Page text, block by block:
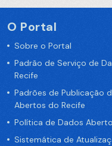
O Portal
Sobre o Portal
Padrão de Serviço de
Recife
Padrões de Publicação
Abertos do Recife
Política de Dados
Sistemática de